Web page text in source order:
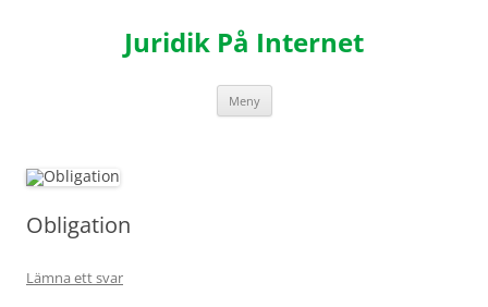
Juridik På Internet
Meny
Obligation
Lämna ett svar